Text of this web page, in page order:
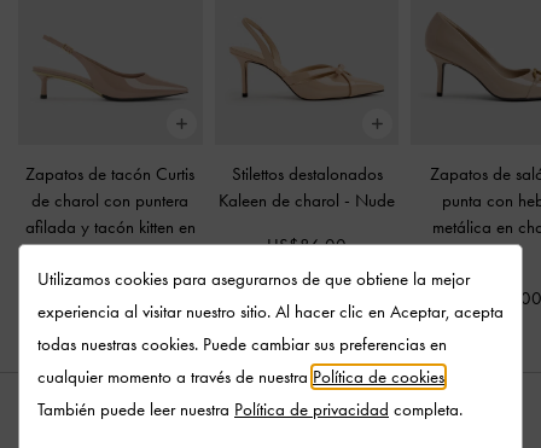
Zapatos de tacón Curtis
de charol con puntera
afilada y tacón kitten en
Stilettos destalonados
Kaleen de charol - Nude
US$86.00
Zapatos de
punta con
metálica en
Nude
Utilizamos cookies para asegurarnos de que obtiene la mejor
experiencia al visitar nuestro sitio. Al hacer clic en Aceptar, acepta
todas nuestras cookies. Puede cambiar sus preferencias en
cualquier momento a través de nuestra Política de cookies
También puede leer nuestra Política de privacidad completa.